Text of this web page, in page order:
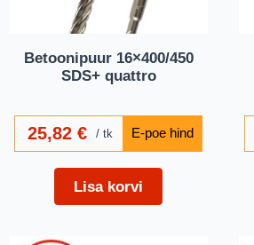
Betoonipuur 16×400/450
SDS+ quattro
25,82 € tk
Lisa korvi